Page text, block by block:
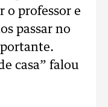
o professor e
passar no
casa” falou